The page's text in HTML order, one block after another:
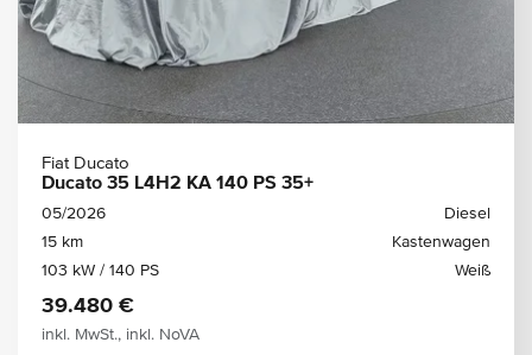
Fiat Ducato
Ducato 35 L4H2 KA 140 PS 35+
05/2026
Diesel
15 km
Kastenwagen
103 kW / 140 PS
Weiß
39.480 €
inkl. MwSt., inkl. NoVA